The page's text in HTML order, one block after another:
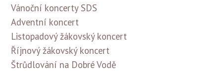
Vánoční koncerty SDS
Adventní koncert
Listopadový žákovský koncert
Říjnový žákovský koncert
Štrůdlování na Dobré Vodě